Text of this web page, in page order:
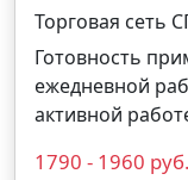
Торговая сеть
Готовность
ежедневной
активной
1790 - 1960 руб.